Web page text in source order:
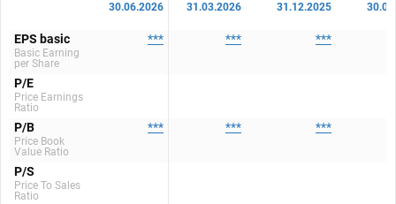
30.06.2026 31.03.2026 31.12.2025
EPS basic
Basic Earning
per Share
*** *** ***
P/E
Price Earnings
Ratio
P/B
Price Book
Value Ratio
*** *** ***
P/S
Price To Sales
Ratio